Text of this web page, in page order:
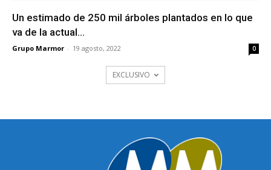
Un estimado de 250 mil árboles plantados en lo que
va de la actual...
Grupo Marmor - 19 agosto, 2022 0
EXCLUSIVO